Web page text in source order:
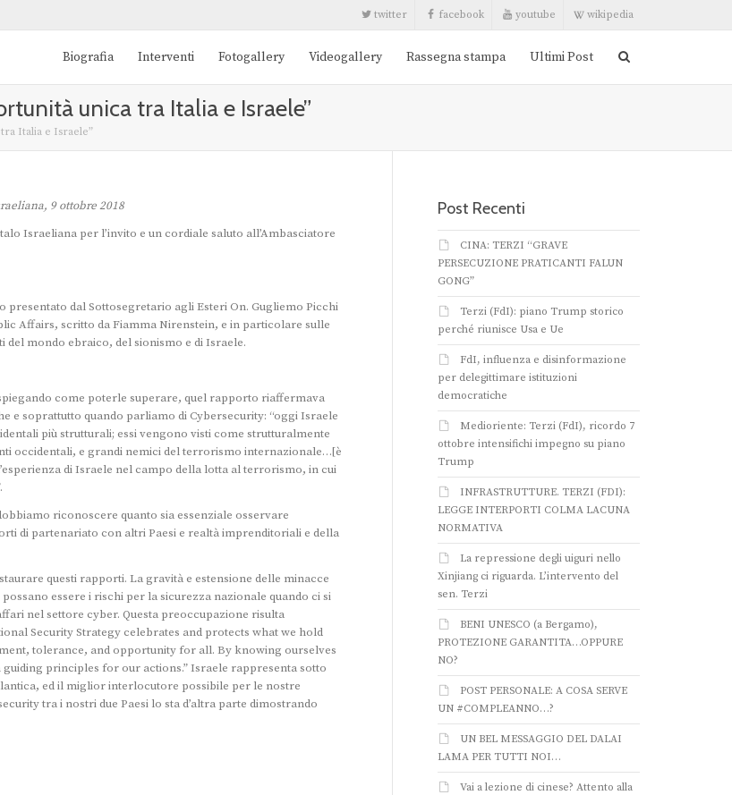
twitter facebook youtube wikipedia
Biografia Interventi Fotogallery Videogallery Rassegna stampa Ultimi Post
unica tra Italia e Israele”
Italia e Israele”
9 ottobre 2018
Israeliana per l’invito e un cordiale saluto all’Ambasciatore
presentato dal Sottosegretario agli Esteri On. Gugliemo Picchi
Affairs, scritto da Fiamma Nirenstein, e in particolare sulle
mondo ebraico, del sionismo e di Israele.
come poterle superare, quel rapporto riaffermava
e soprattutto quando parliamo di Cybersecurity: “oggi Israele
più strutturali; essi vengono visti come strutturalmente
occidentali, e grandi nemici del terrorismo internazionale…[è
di Israele nel campo della lotta al terrorismo, in cui
riconoscere quanto sia essenziale osservare
di partenariato con altri Paesi e realtà imprenditoriali e della
questi rapporti. La gravità e estensione delle minacce
essere i rischi per la sicurezza nazionale quando ci si
nel settore cyber. Questa preoccupazione risulta
Security Strategy celebrates and protects what we hold
tolerance, and opportunity for all. By knowing ourselves
principles for our actions.” Israele rappresenta sotto
ed il miglior interlocutore possibile per le nostre
tra i nostri due Paesi lo sta d’altra parte dimostrando
Post Recenti
CINA: TERZI “GRAVE
PERSECUZIONE PRATICANTI FALUN
GONG”
Terzi (FdI): piano Trump storico
perché riunisce Usa e Ue
FdI, influenza e disinformazione
per delegittimare istituzioni
democratiche
Medioriente: Terzi (FdI), ricordo 7
ottobre intensifichi impegno su piano
Trump
INFRASTRUTTURE. TERZI (FDI):
LEGGE INTERPORTI COLMA LACUNA
NORMATIVA
La repressione degli uiguri nello
Xinjiang ci riguarda. L’intervento del
sen. Terzi
BENI UNESCO (a Bergamo),
PROTEZIONE GARANTITA…OPPURE
NO?
POST PERSONALE: A COSA SERVE
UN #COMPLEANNO…?
UN BEL MESSAGGIO DEL DALAI
LAMA PER TUTTI NOI…
Vai a lezione di cinese? Attento alla